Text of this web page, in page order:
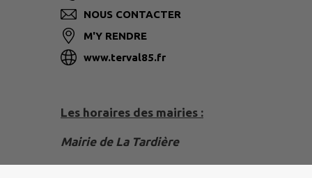
NOUS CONTACTER
M'Y RENDRE
www.terval85.fr
Les horaires des mairies :
Mairie de La Tardière